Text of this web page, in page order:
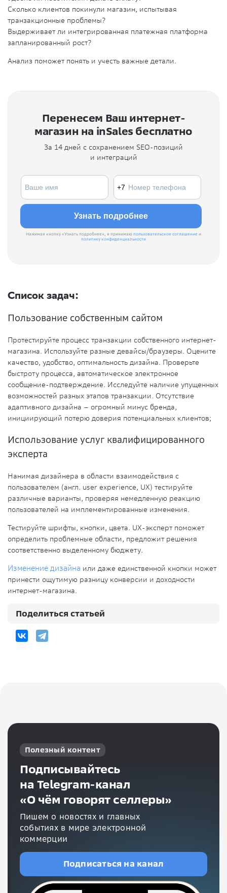
Сколько клиентов покинули магазин, испытывая
транзакционные проблемы?
Выдерживает ли интегрированная платежная платформа
запланированный рост?
Анализ поможет понять и учесть важные детали.
Перенесем Ваш интернет-
магазин на inSales бесплатно
За 14 дней с сохранением SEO-позиций
и интеграций
Нажимая кнопку «Узнать подробнее», я принимаю пользовательское соглашение и
политику конфиденциальности
Список задач:
Пользование собственным сайтом
Протестируйте процесс транзакции собственного интернет-
магазина. Используйте разные девайсы/браузеры. Оцените
качество, удобство, оптимальность дизайна. Проверьте
быстроту процесса, автоматическое электронное
сообщение-подтверждение. Исследуйте наличие упущенных
возможностей разных этапов транзакции. Отсутствие
адаптивного дизайна – огромный минус бренда,
инициирующий потерю доверия потенциальных клиентов;
Использование услуг квалифицированного
эксперта
Нанимая дизайнера в области взаимодействия с
пользователем (англ. user experience, UX) тестируйте
различные варианты, проверяя немедленную реакцию
пользователей на имплементированные изменения.
Тестируйте шрифты, кнопки, цвета. UX-эксперт поможет
определить проблемные области, предложит решения
соответственно выделенному бюджету.
Изменение дизайна или даже единственной кнопки может
принести ощутимую разницу конверсии и доходности
интернет-магазина.
Поделиться статьей
Полезный контент
Подписывайтесь
на Telegram-канал
«О чём говорят селлеры»
Пишем о новостях и главных
событиях в мире электронной
коммерции
Подписаться на канал